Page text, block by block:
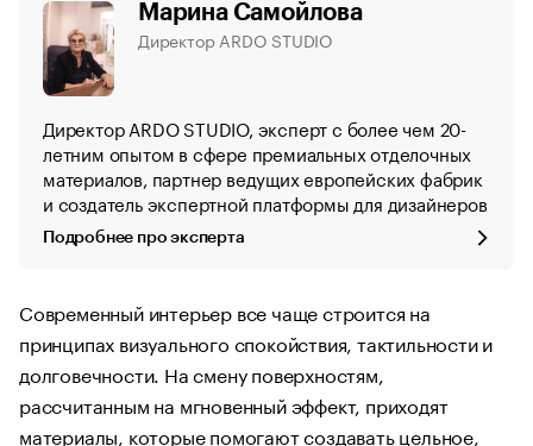
Марина Самойлова
Директор ARDO STUDIO
Директор ARDO STUDIO, эксперт с более чем 20-
летним опытом в сфере премиальных отделочных
материалов, партнер ведущих европейских фабрик
и создатель экспертной платформы для дизайнеров
Подробнее про эксперта
Современный интерьер все чаще строится на
принципах визуального спокойствия, тактильности и
долговечности. На смену поверхностям,
рассчитанным на мгновенный эффект, приходят
материалы, которые помогают создавать цельное,